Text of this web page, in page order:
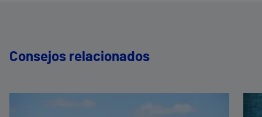
Consejos relacionados